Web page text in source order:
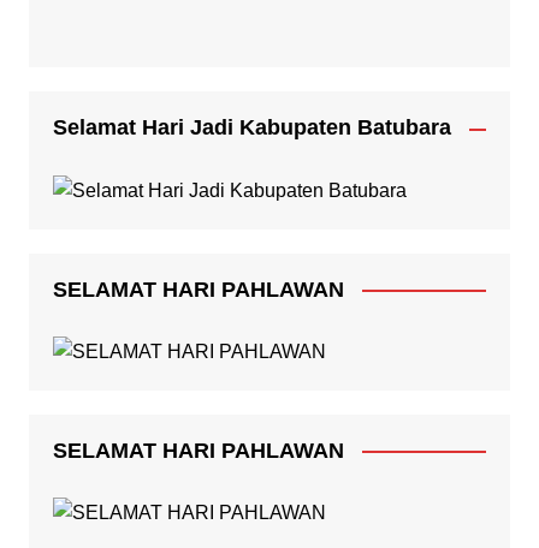
Selamat Hari Jadi Kabupaten Batubara
SELAMAT HARI PAHLAWAN
SELAMAT HARI PAHLAWAN